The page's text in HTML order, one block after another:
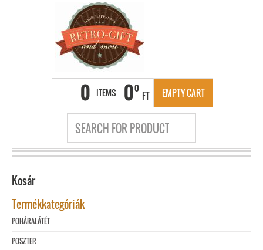
0 ITEMS 00
FT EMPTY CART
Kosár
Termékkategóriák
POHÁRALÁTÉT
POSZTER